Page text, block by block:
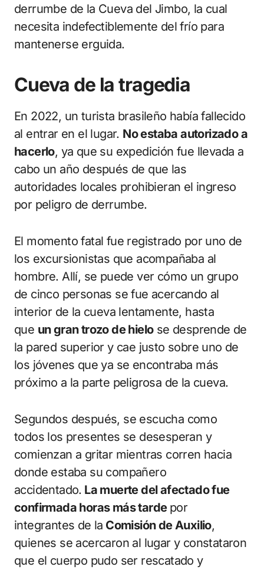
derrumbe de la Cueva del Jimbo, la cual
necesita indefectiblemente del frío para
mantenerse erguida.
Cueva de la tragedia
En 2022, un turista brasileño había fallecido
al entrar en el lugar. No estaba autorizado a
hacerlo, ya que su expedición fue llevada a
cabo un año después de que las
autoridades locales prohibieran el ingreso
por peligro de derrumbe.
El momento fatal fue registrado por uno de
los excursionistas que acompañaba al
hombre. Allí, se puede ver cómo un grupo
de cinco personas se fue acercando al
interior de la cueva lentamente, hasta
que un gran trozo de hielose desprende de
la pared superior y cae justo sobre uno de
los jóvenes que ya se encontraba más
próximo a la parte peligrosa de la cueva.
Segundos después, se escucha como
todos los presentes se desesperan y
comienzan a gritar mientras corren hacia
donde estaba su compañero
accidentado. La muerte del afectado fue
confirmada horas más tarde por
integrantes de la Comisión de Auxilio,
quienes se acercaron al lugar y constataron
que el cuerpo pudo ser rescatado y